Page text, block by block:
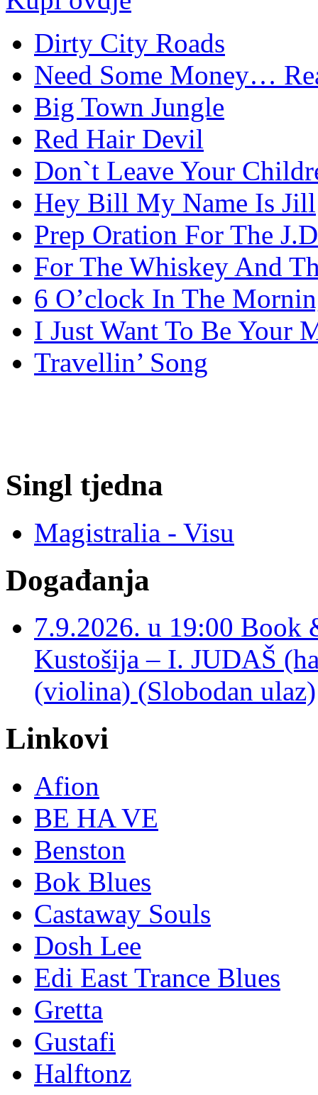
Dirty City Roads
Need Some Money…
Big Town Jungle
Red Hair Devil
Don`t Leave Your
Hey Bill My Name Is Jill
Prep Oration For The
For The Whiskey And
6 O’clock In The
I Just Want To Be Your
Travellin’ Song
Singl tjedna
Magistralia - Visu
Događanja
7.9.2026. u 19:00 Book
Kustošija – I. JUDAŠ
(violina) (Slobodan ulaz)
Linkovi
Afion
BE HA VE
Benston
Bok Blues
Castaway Souls
Dosh Lee
Edi East Trance Blues
Gretta
Gustafi
Halftonz